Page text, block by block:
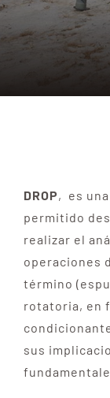
Docencia
Divulgación
DROP, es
permitido
realizar el
operaciones
término
rotatoria, en
sus